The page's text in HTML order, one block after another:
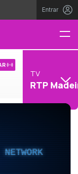
Entrar
TV
RTP